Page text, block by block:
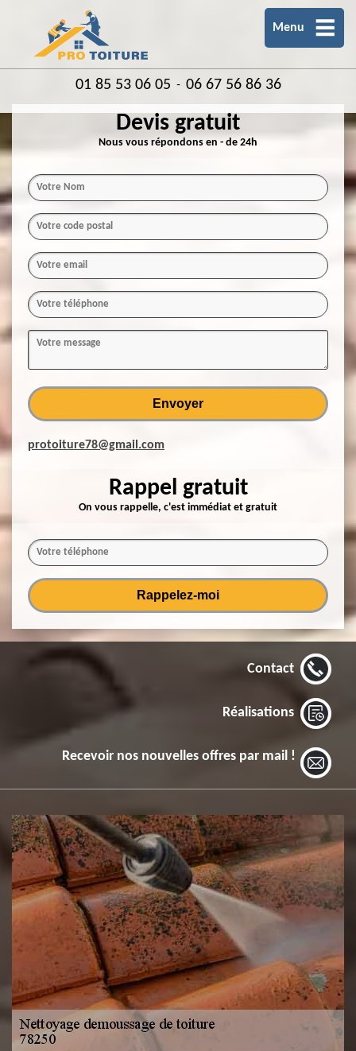
Menu
01 85 53 06 05 - 06 67 56 86 36
Devis gratuit
Nous vous répondons en - de 24h
protoiture78@gmail.com
Rappel gratuit
On vous rappelle, c'est immédiat et gratuit
Contact
Réalisations
Recevoir nos nouvelles offres par mail !